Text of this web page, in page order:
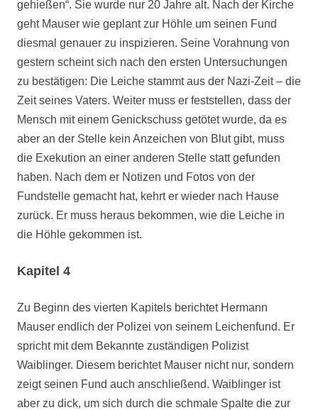
gehießen“. Sie wurde nur 20 Jahre alt. Nach der Kirche
geht Mauser wie geplant zur Höhle um seinen Fund
diesmal genauer zu inspizieren. Seine Vorahnung von
gestern scheint sich nach den ersten Untersuchungen
zu bestätigen: Die Leiche stammt aus der Nazi-Zeit – die
Zeit seines Vaters. Weiter muss er feststellen, dass der
Mensch mit einem Genickschuss getötet wurde, da es
aber an der Stelle kein Anzeichen von Blut gibt, muss
die Exekution an einer anderen Stelle statt gefunden
haben. Nach dem er Notizen und Fotos von der
Fundstelle gemacht hat, kehrt er wieder nach Hause
zurück. Er muss heraus bekommen, wie die Leiche in
die Höhle gekommen ist.
Kapitel 4
Zu Beginn des vierten Kapitels berichtet Hermann
Mauser endlich der Polizei von seinem Leichenfund. Er
spricht mit dem Bekannte zuständigen Polizist
Waiblinger. Diesem berichtet Mauser nicht nur, sondern
zeigt seinen Fund auch anschließend. Waiblinger ist
aber zu dick, um sich durch die schmale Spalte die zur